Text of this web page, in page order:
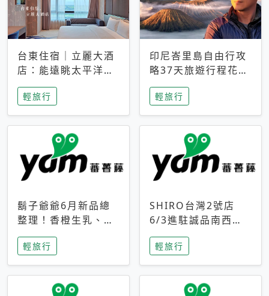
台東住宿｜立麗大酒
店：能遠眺太平洋與
中央山脈，被田野包
圍的台東度假感住宿
輕旅行
印尼峇里島自由行攻
略37天旅遊行程花費
5萬台幣 ❤️別等退休
才去圓夢 (附8.5萬次
下載峇里島地圖)😍
輕旅行
鬍子爺爺6月新品總
整理！香橙生乳、青
檸乳酪到PAPA磁
鐵，販售細節一次看
輕旅行
SHIRO台灣2號店
6/3進駐誠品南西！
限定香氛「果茶」與
永續店裝同步亮相
輕旅行